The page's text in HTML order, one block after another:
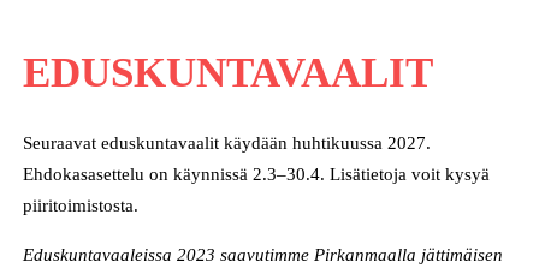
EDUSKUNTAVAALIT
Seuraavat eduskuntavaalit käydään huhtikuussa 2027.
Ehdokasasettelu on käynnissä 2.3–30.4. Lisätietoja voit kysyä
piiritoimistosta.
Eduskuntavaaleissa 2023 saavutimme Pirkanmaalla jättimäisen